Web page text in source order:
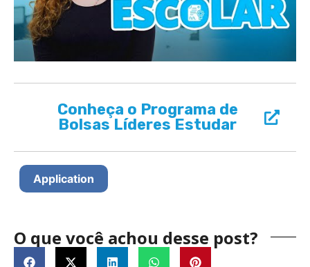
Conheça o Programa de
Bolsas Líderes Estudar
Application
O que você achou desse post?